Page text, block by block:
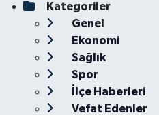
Kategoriler
Genel
Ekonomi
Sağlık
Spor
İlçe Haberleri
Vefat Edenler